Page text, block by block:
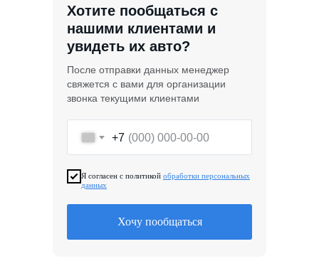
+7
Я согласен с политикой обработки персональных
данных
Хочу пообщаться
Хотите пообщаться с
нашими клиентами и
увидеть их авто?
После отправки данных менеджер
свяжется с вами для организации
звонка текущими клиентами